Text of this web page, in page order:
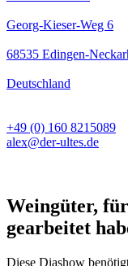
Georg-Kieser-Weg 6
68535 Edingen-
Deutschland
+49 (0) 160 8215089
alex@der-ultes.de
Weingüter,
gearbeitet
Diese Diashow